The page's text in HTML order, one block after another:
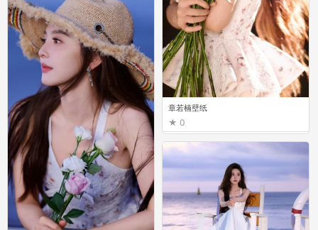
章若楠壁纸
0